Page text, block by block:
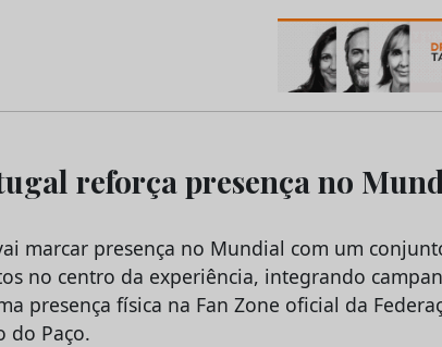
e da Publicidade
reforça presença no
marcar presença no Mundial com um
no centro da experiência, integrando
presença física na Fan Zone oficial da
do Paço.